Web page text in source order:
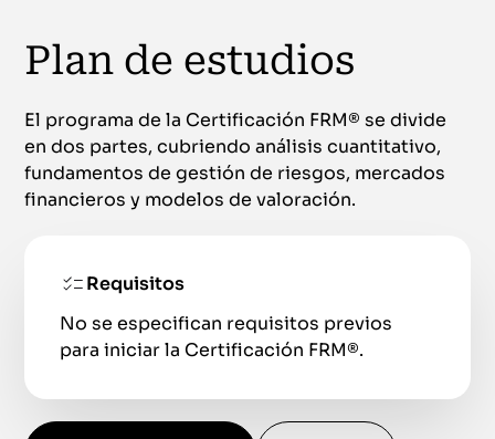
Plan de estudios
El programa de la Certificación FRM® se divide
en dos partes, cubriendo análisis cuantitativo,
fundamentos de gestión de riesgos, mercados
financieros y modelos de valoración.
Requisitos
No se especifican requisitos previos
para iniciar la Certificación FRM®.